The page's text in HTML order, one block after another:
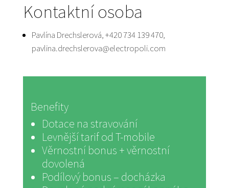
Kontaktní osoba
Pavlína Drechslerová, +420 734 139 470,
pavlina.drechslerova@electropoli.com
Benefity
Dotace na stravování
Levnější tarif od T-mobile
Věrnostní bonus + věrnostní
dovolená
Podílový bonus – docházka